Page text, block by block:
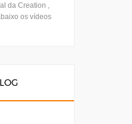
da Creation ,
os vídeos